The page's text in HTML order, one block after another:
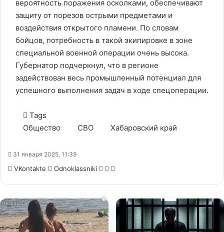
вероятность поражения осколками, обеспечивают
защиту от порезов острыми предметами и
воздействия открытого пламени. По словам
бойцов, потребность в такой экипировке в зоне
специальной военной операции очень высока.
Губернатор подчеркнул, что в регионе
задействован весь промышленный потенциал для
успешного выполнения задач в ходе спецоперации.
Tags
Общество
СВО Хабаровский край
31 января 2025, 11:39
VKontakte Odnoklassniki WhatsApp
Telegram
i